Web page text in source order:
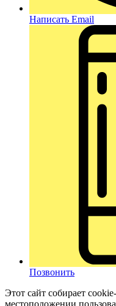
Написать Email
Позвонить
Этот сайт собирает